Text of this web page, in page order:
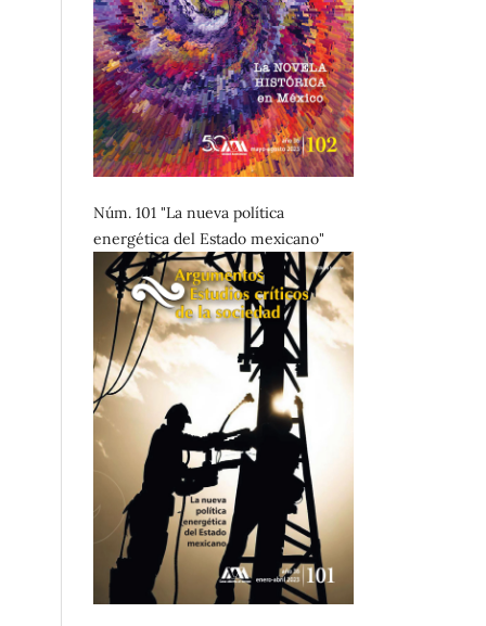
Núm. 101 "La nueva política
energética del Estado mexicano"